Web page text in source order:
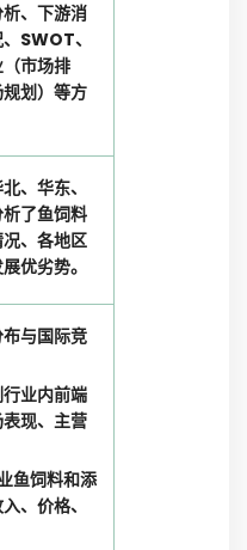
、下游消
SWOT、
市场排
划）等方
、华东、
了鱼饲料
、各地区
优劣势。
与国际竞
业内前端
现、主营
鱼饲料和添
、价格、